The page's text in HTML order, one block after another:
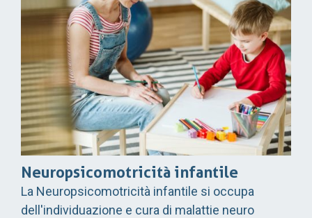
Neuropsicomotricità infantile
La Neuropsicomotricità infantile si occupa
dell'individuazione e cura di malattie neuro